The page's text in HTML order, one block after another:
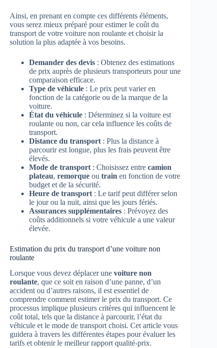
Ainsi, en prenant en compte ces différents éléments,
vous serez mieux préparé pour estimer le coût du
transport de votre voiture non roulante et choisir la
solution la plus adaptée à vos besoins.
Demander des devis : Obtenez des estimations
de prix auprès de plusieurs transporteurs pour une
comparaison efficace.
Type de véhicule : Le prix peut varier en
fonction de la catégorie ou de la marque de la
voiture.
État du véhicule : Déterminez si la voiture est
roulante ou non, car cela influence les coûts de
transport.
Distance du transport : Plus la distance à
parcourir est longue, plus les frais peuvent être
élevés.
Mode de transport : Choisissez entre camion
plateau, remorque ou train en fonction de votre
budget et de la sécurité.
Heure de transport : Le tarif peut différer selon
le jour ou la nuit, ainsi que les jours fériés.
Assurances supplémentaires : Prévoyez des
coûts additionnels si votre véhicule a une valeur
élevée.
Estimation du prix du transport d’une voiture non
roulante
Lorsque vous devez déplacer une voiture non
roulante, que ce soit en raison d’une panne, d’un
accident ou d’autres raisons, il est essentiel de
comprendre comment estimer le prix du transport. Ce
processus implique plusieurs critères qui influencent le
coût total, tels que la distance à parcourir, l’état du
véhicule et le mode de transport choisi. Cet article vous
guidera à travers les différentes étapes pour évaluer les
tarifs et obtenir le meilleur rapport qualité-prix.